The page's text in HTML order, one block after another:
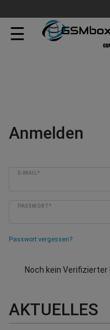
☰
Anmelden
E-MAIL*
PASSWORT*
Passwort vergessen?
Noch kein
AKTUELLES